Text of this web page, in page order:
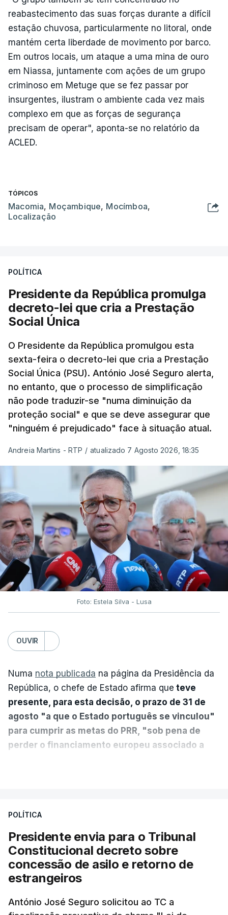
reabastecimento das suas forças durante a difícil
estação chuvosa, particularmente no litoral, onde
mantém certa liberdade de movimento por barco.
Em outros locais, um ataque a uma mina de ouro
em Niassa, juntamente com ações de um grupo
criminoso em Metuge que se fez passar por
insurgentes, ilustram o ambiente cada vez mais
complexo em que as forças de segurança
precisam de operar", aponta-se no relatório da
ACLED.
TÓPICOS
Macomia, Moçambique, Mocímboa,
Localização
POLÍTICA
Presidente da República promulga
decreto-lei que cria a Prestação
Social Única
O Presidente da República promulgou esta
sexta-feira o decreto-lei que cria a Prestação
Social Única (PSU). António José Seguro alerta,
no entanto, que o processo de simplificação
não pode traduzir-se "numa diminuição da
proteção social" e que se deve assegurar que
"ninguém é prejudicado" face à situação atual.
Andreia Martins - RTP / atualizado 7 Agosto 2026, 18:35
Foto: Estela Silva - Lusa
OUVIR
Numa nota publicada na página da Presidência da
República, o chefe de Estado afirma que teve
presente, para esta decisão, o prazo de 31 de
agosto "a que o Estado português se vinculou"
para cumprir as metas do PRR, "sob pena de
perder o financiamento europeu associado a
sistema mais simples, mais justo e transparente".
"Sempre que seja possível reduzir burocracias,
eliminar sobreposições e garantir que os apoios
chegam a quem mais necessita, estaremos a dar
um passo na direção certa", argumenta o
Presidente da República.
POLÍTICA
Presidente envia para o Tribunal
Constitucional decreto sobre
concessão de asilo e retorno de
estrangeiros
António José Seguro solicitou ao TC a